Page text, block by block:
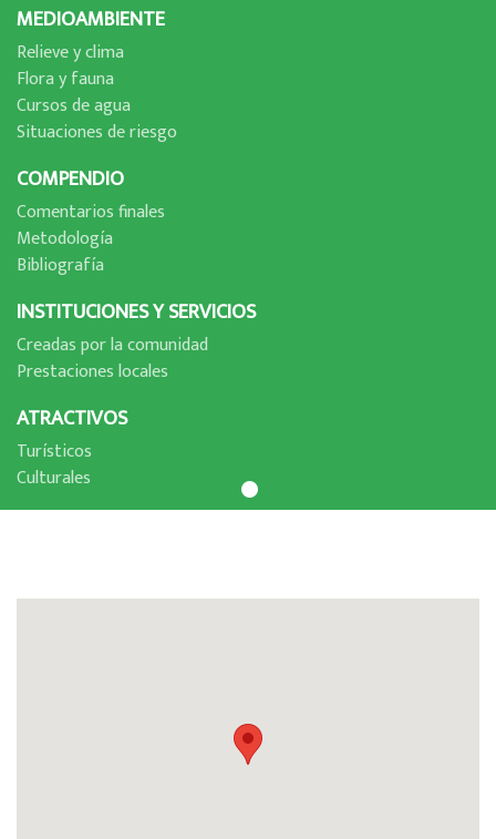
MEDIOAMBIENTE
Relieve y clima
Flora y fauna
Cursos de agua
Situaciones de riesgo
COMPENDIO
Comentarios finales
Metodologí­a
Bibliografí­a
INSTITUCIONES Y SERVICIOS
Creadas por la comunidad
Prestaciones locales
ATRACTIVOS
Turí­sticos
Culturales